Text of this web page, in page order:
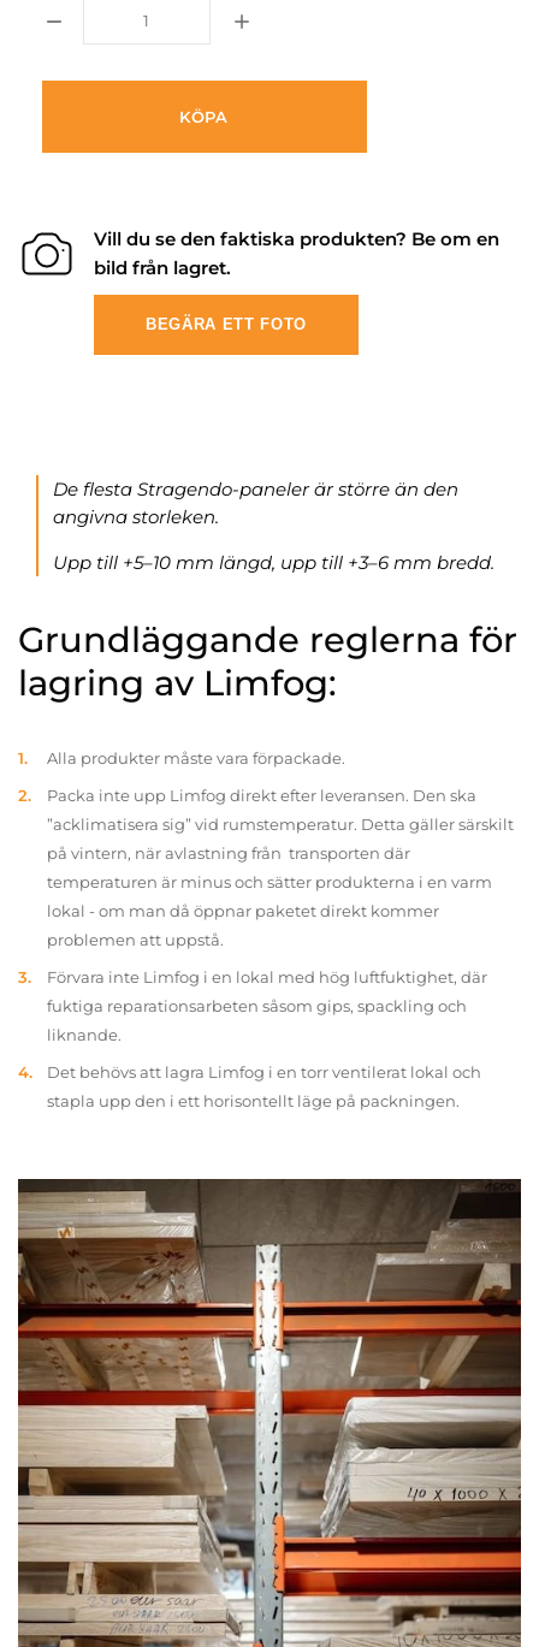
KÖPA
Vill du se den faktiska produkten? Be om en
bild från lagret.
BEGÄRA ETT FOTO
De flesta Stragendo-paneler är större än den
angivna storleken.
Upp till +5–10 mm längd, upp till +3–6 mm bredd.
Grundläggande reglerna för
lagring av Limfog:
Alla produkter måste vara förpackade.
Packa inte upp Limfog direkt efter leveransen. Den ska
”acklimatisera sig” vid rumstemperatur. Detta gäller särskilt
på vintern, när avlastning från transporten där
temperaturen är minus och sätter produkterna i en varm
lokal - om man då öppnar paketet direkt kommer
problemen att uppstå.
Förvara inte Limfog i en lokal med hög luftfuktighet, där
fuktiga reparationsarbeten såsom gips, spackling och
liknande.
Det behövs att lagra Limfog i en torr ventilerat lokal och
stapla upp den i ett horisontellt läge på packningen.